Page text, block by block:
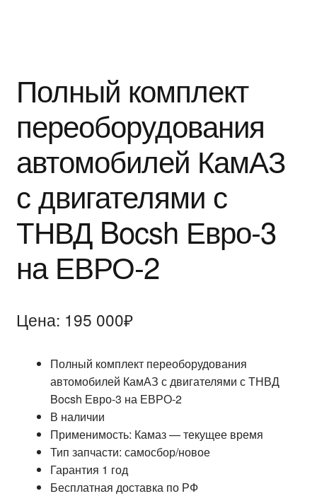
Полный комплект
переоборудования
автомобилей КамАЗ
с двигателями с
ТНВД Bocsh Евро-3
на ЕВРО-2
Цена: 195 000₽
Полный комплект переоборудования
автомобилей КамАЗ с двигателями с ТНВД
Bocsh Евро-3 на ЕВРО-2
В наличии
Применимость: Камаз — текущее время
Тип запчасти: самосбор/новое
Гарантия 1 год
Бесплатная доставка по РФ